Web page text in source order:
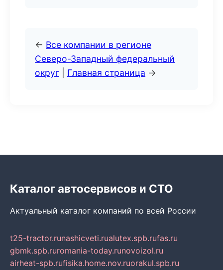
← Все компании в регионе
Северо-Западный федеральный
округ
Главная страница →
Каталог автосервисов и СТО
Актуальный каталог компаний по всей России
t25-tractor.runashicveti.rualutex.spb.rufas.ru
gbmk.spb.ruromania-today.runovoizol.ru
airheat-spb.rufisika.home.nov.ruorakul.spb.ru